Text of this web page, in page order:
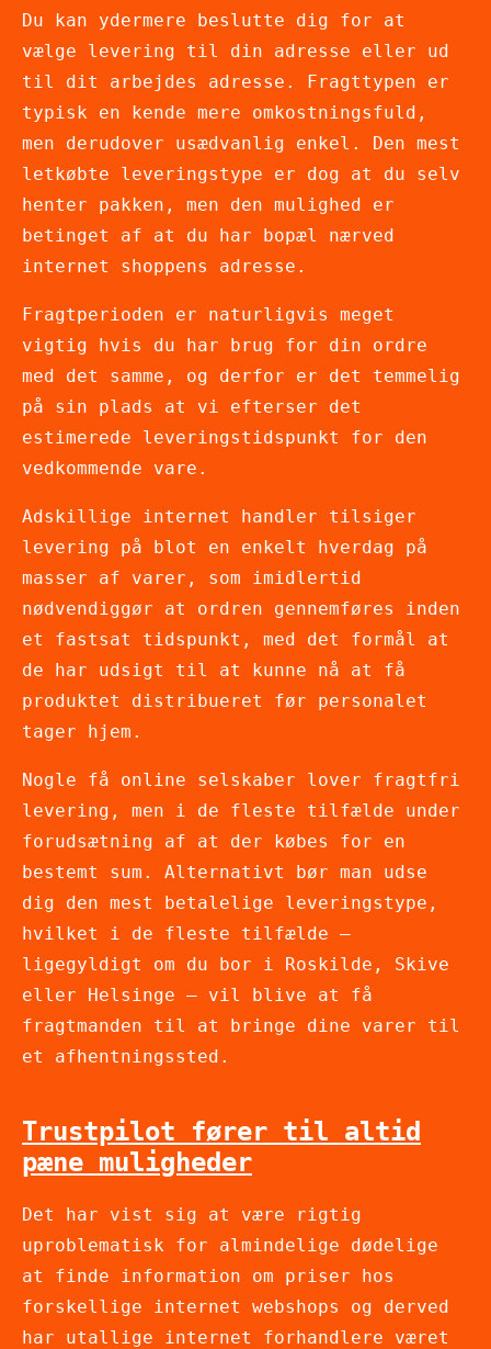
Du kan ydermere beslutte dig for at
vælge levering til din adresse eller ud
til dit arbejdes adresse. Fragttypen er
typisk en kende mere omkostningsfuld,
men derudover usædvanlig enkel. Den mest
letkøbte leveringstype er dog at du selv
henter pakken, men den mulighed er
betinget af at du har bopæl nærved
internet shoppens adresse.
Fragtperioden er naturligvis meget
vigtig hvis du har brug for din ordre
med det samme, og derfor er det temmelig
på sin plads at vi efterser det
estimerede leveringstidspunkt for den
vedkommende vare.
Adskillige internet handler tilsiger
levering på blot en enkelt hverdag på
masser af varer, som imidlertid
nødvendiggør at ordren gennemføres inden
et fastsat tidspunkt, med det formål at
de har udsigt til at kunne nå at få
produktet distribueret før personalet
tager hjem.
Nogle få online selskaber lover fragtfri
levering, men i de fleste tilfælde under
forudsætning af at der købes for en
bestemt sum. Alternativt bør man udse
dig den mest betalelige leveringstype,
hvilket i de fleste tilfælde –
ligegyldigt om du bor i Roskilde, Skive
eller Helsinge – vil blive at få
fragtmanden til at bringe dine varer til
et afhentningssted.
Trustpilot fører til altid
pæne muligheder
Det har vist sig at være rigtig
uproblematisk for almindelige dødelige
at finde information om priser hos
forskellige internet webshops og derved
har utallige internet forhandlere været